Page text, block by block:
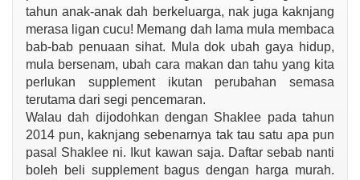
tahun anak-anak dah berkeluarga, nak juga kaknjang
merasa ligan cucu! Memang dah lama mula membaca
bab-bab penuaan sihat. Mula dok ubah gaya hidup,
mula bersenam, ubah cara makan dan tahu yang kita
perlukan supplement ikutan perubahan semasa
terutama dari segi pencemaran.
Walau dah dijodohkan dengan Shaklee pada tahun
2014 pun, kaknjang sebenarnya tak tau satu apa pun
pasal Shaklee ni. Ikut kawan saja. Daftar sebab nanti
boleh beli supplement bagus dengan harga murah.